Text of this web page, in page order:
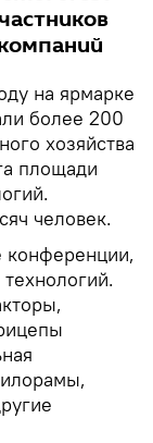
на ярмарке
более 200
хозяйства
площади
человек.
конференции,